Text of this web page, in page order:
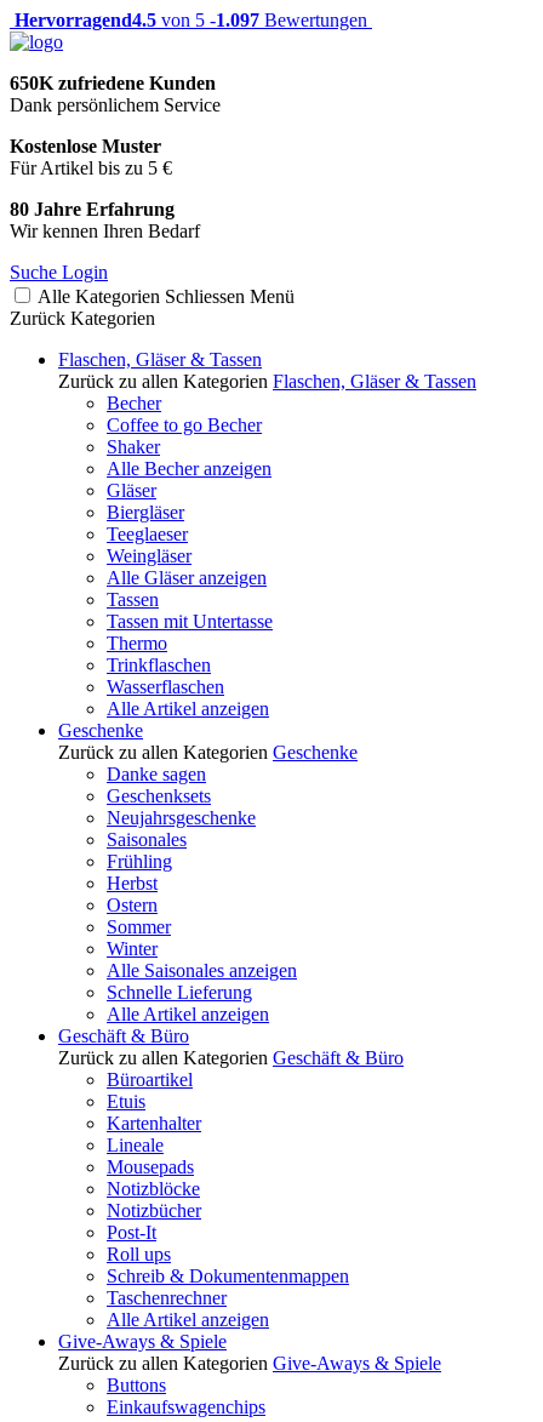
Hervorragend4.5 von 5 -1.097 Bewertungen
650K zufriedene Kunden
Dank persönlichem Service
Kostenlose Muster
Für Artikel bis zu 5 €
80 Jahre Erfahrung
Wir kennen Ihren Bedarf
Suche Login
Alle Kategorien Schliessen Menü
Zurück Kategorien
Flaschen, Gläser & Tassen
Zurück zu allen Kategorien Flaschen, Gläser & Tassen
Becher
Coffee to go Becher
Shaker
Alle Becher anzeigen
Gläser
Biergläser
Teeglaeser
Weingläser
Alle Gläser anzeigen
Tassen
Tassen mit Untertasse
Thermo
Trinkflaschen
Wasserflaschen
Alle Artikel anzeigen
Geschenke
Zurück zu allen Kategorien Geschenke
Danke sagen
Geschenksets
Neujahrsgeschenke
Saisonales
Frühling
Herbst
Ostern
Sommer
Winter
Alle Saisonales anzeigen
Schnelle Lieferung
Alle Artikel anzeigen
Geschäft & Büro
Zurück zu allen Kategorien Geschäft & Büro
Büroartikel
Etuis
Kartenhalter
Lineale
Mousepads
Notizblöcke
Notizbücher
Post-It
Roll ups
Schreib & Dokumentenmappen
Taschenrechner
Alle Artikel anzeigen
Give-Aways & Spiele
Zurück zu allen Kategorien Give-Aways & Spiele
Buttons
Einkaufswagenchips